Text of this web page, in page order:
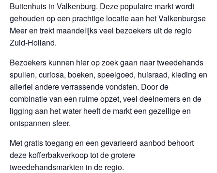
Buitenhuis in Valkenburg. Deze populaire markt wordt
gehouden op een prachtige locatie aan het Valkenburgse
Meer en trekt maandelijks veel bezoekers uit de regio
Zuid-Holland.
Bezoekers kunnen hier op zoek gaan naar tweedehands
spullen, curiosa, boeken, speelgoed, huisraad, kleding en
allerlei andere verrassende vondsten. Door de
combinatie van een ruime opzet, veel deelnemers en de
ligging aan het water heeft de markt een gezellige en
ontspannen sfeer.
Met gratis toegang en een gevarieerd aanbod behoort
deze kofferbakverkoop tot de grotere
tweedehandsmarkten in de regio.